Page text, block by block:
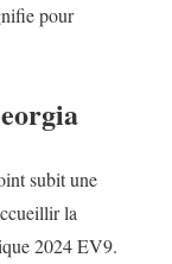
pour
subit une
la
2024 EV9.